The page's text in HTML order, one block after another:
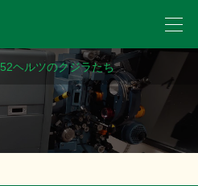
52ヘルツのクジラたち